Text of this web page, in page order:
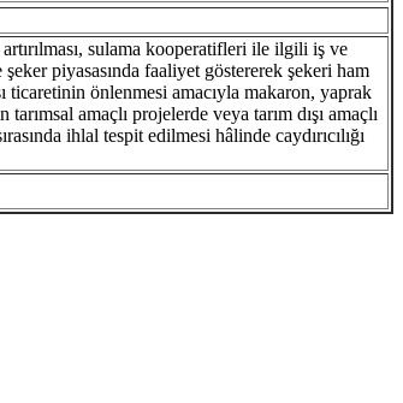
sulama kooperatifleri ile ilgili iş ve
piyasasında faaliyet göstererek şekeri ham
önlenmesi amacıyla makaron, yaprak
amaçlı projelerde veya tarım dışı amaçlı
ihlal tespit edilmesi hâlinde caydırıcılığı